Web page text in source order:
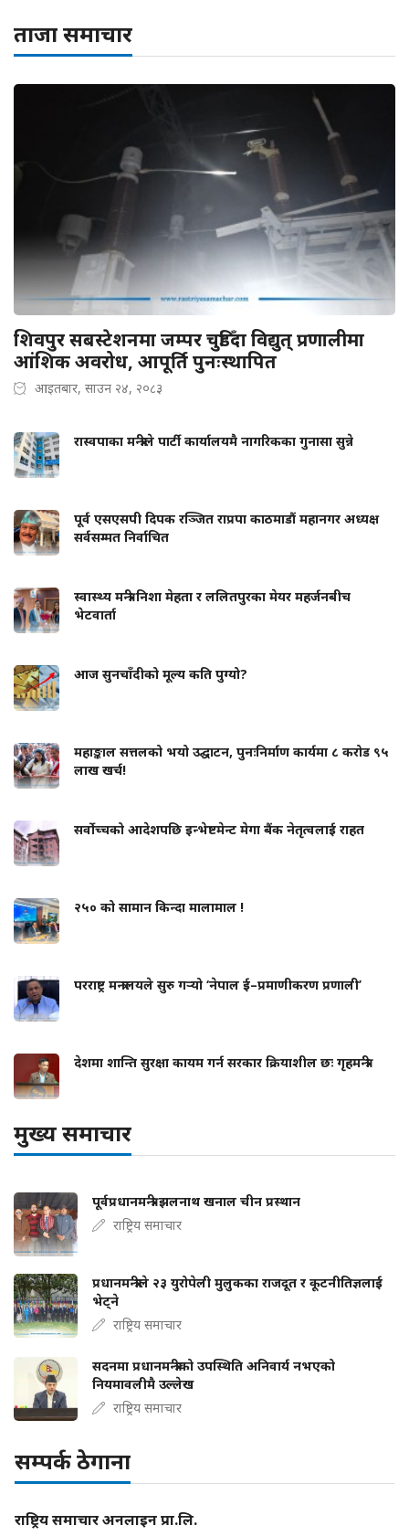
ताजा समाचार
शिवपुर सबस्टेशनमा जम्पर चुडिँदा विद्युत् प्रणालीमा
आंशिक अवरोध, आपूर्ति पुनःस्थापित
आइतबार, साउन २४, २०८३
रास्वपाका मन्त्रीले पार्टी कार्यालयमै नागरिकका गुनासा सुन्ने
पूर्व एसएसपी दिपक रञ्जित राप्रपा काठमाडौं महानगर अध्यक्ष
सर्वसम्मत निर्वाचित
स्वास्थ्य मन्त्री निशा मेहता र ललितपुरका मेयर महर्जनबीच
भेटवार्ता
आज सुनचाँदीको मूल्य कति पुग्यो?
महाङ्काल सत्तलको भयो उद्घाटन, पुनःनिर्माण कार्यमा ८ करोड ९५
लाख खर्च!
सर्वोच्चको आदेशपछि इन्भेष्टमेन्ट मेगा बैंक नेतृत्वलाई राहत
२५० को सामान किन्दा मालामाल !
परराष्ट्र मन्त्रालयले सुरु गर्‍यो ‘नेपाल ई–प्रमाणीकरण प्रणाली’
देशमा शान्ति सुरक्षा कायम गर्न सरकार क्रियाशील छः गृहमन्त्री
मुख्य समाचार
पूर्वप्रधानमन्त्री झलनाथ खनाल चीन प्रस्थान
राष्ट्रिय समाचार
प्रधानमन्त्रीले २३ युरोपेली मुलुकका राजदूत र कूटनीतिज्ञलाई
भेट्ने
राष्ट्रिय समाचार
सदनमा प्रधानमन्त्रीको उपस्थिति अनिवार्य नभएको
नियमावलीमै उल्लेख
राष्ट्रिय समाचार
सम्पर्क ठेगाना
राष्ट्रिय समाचार अनलाइन प्रा.लि.